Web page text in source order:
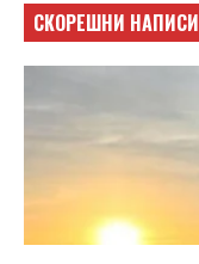
СКОРЕШНИ НАПИСИ